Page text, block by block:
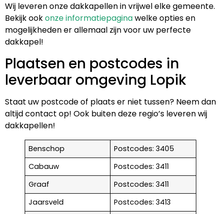
Wij leveren onze dakkapellen in vrijwel elke gemeente.
Bekijk ookonze informatiepaginawelke opties en
mogelijkheden er allemaal zijn voor uw perfecte
dakkapel!
Plaatsen en postcodes in
leverbaar omgeving Lopik
Staat uw postcode of plaats er niet tussen? Neem dan
altijd contact op! Ook buiten deze regio’s leveren wij
dakkapellen!
Benschop
Postcodes: 3405
Cabauw
Postcodes: 3411
Graaf
Postcodes: 3411
Jaarsveld
Postcodes: 3413